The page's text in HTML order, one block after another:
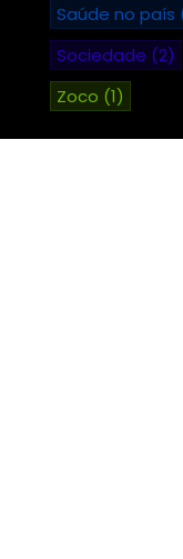
Saúde no país
Sociedade (2)
Zoco (1)